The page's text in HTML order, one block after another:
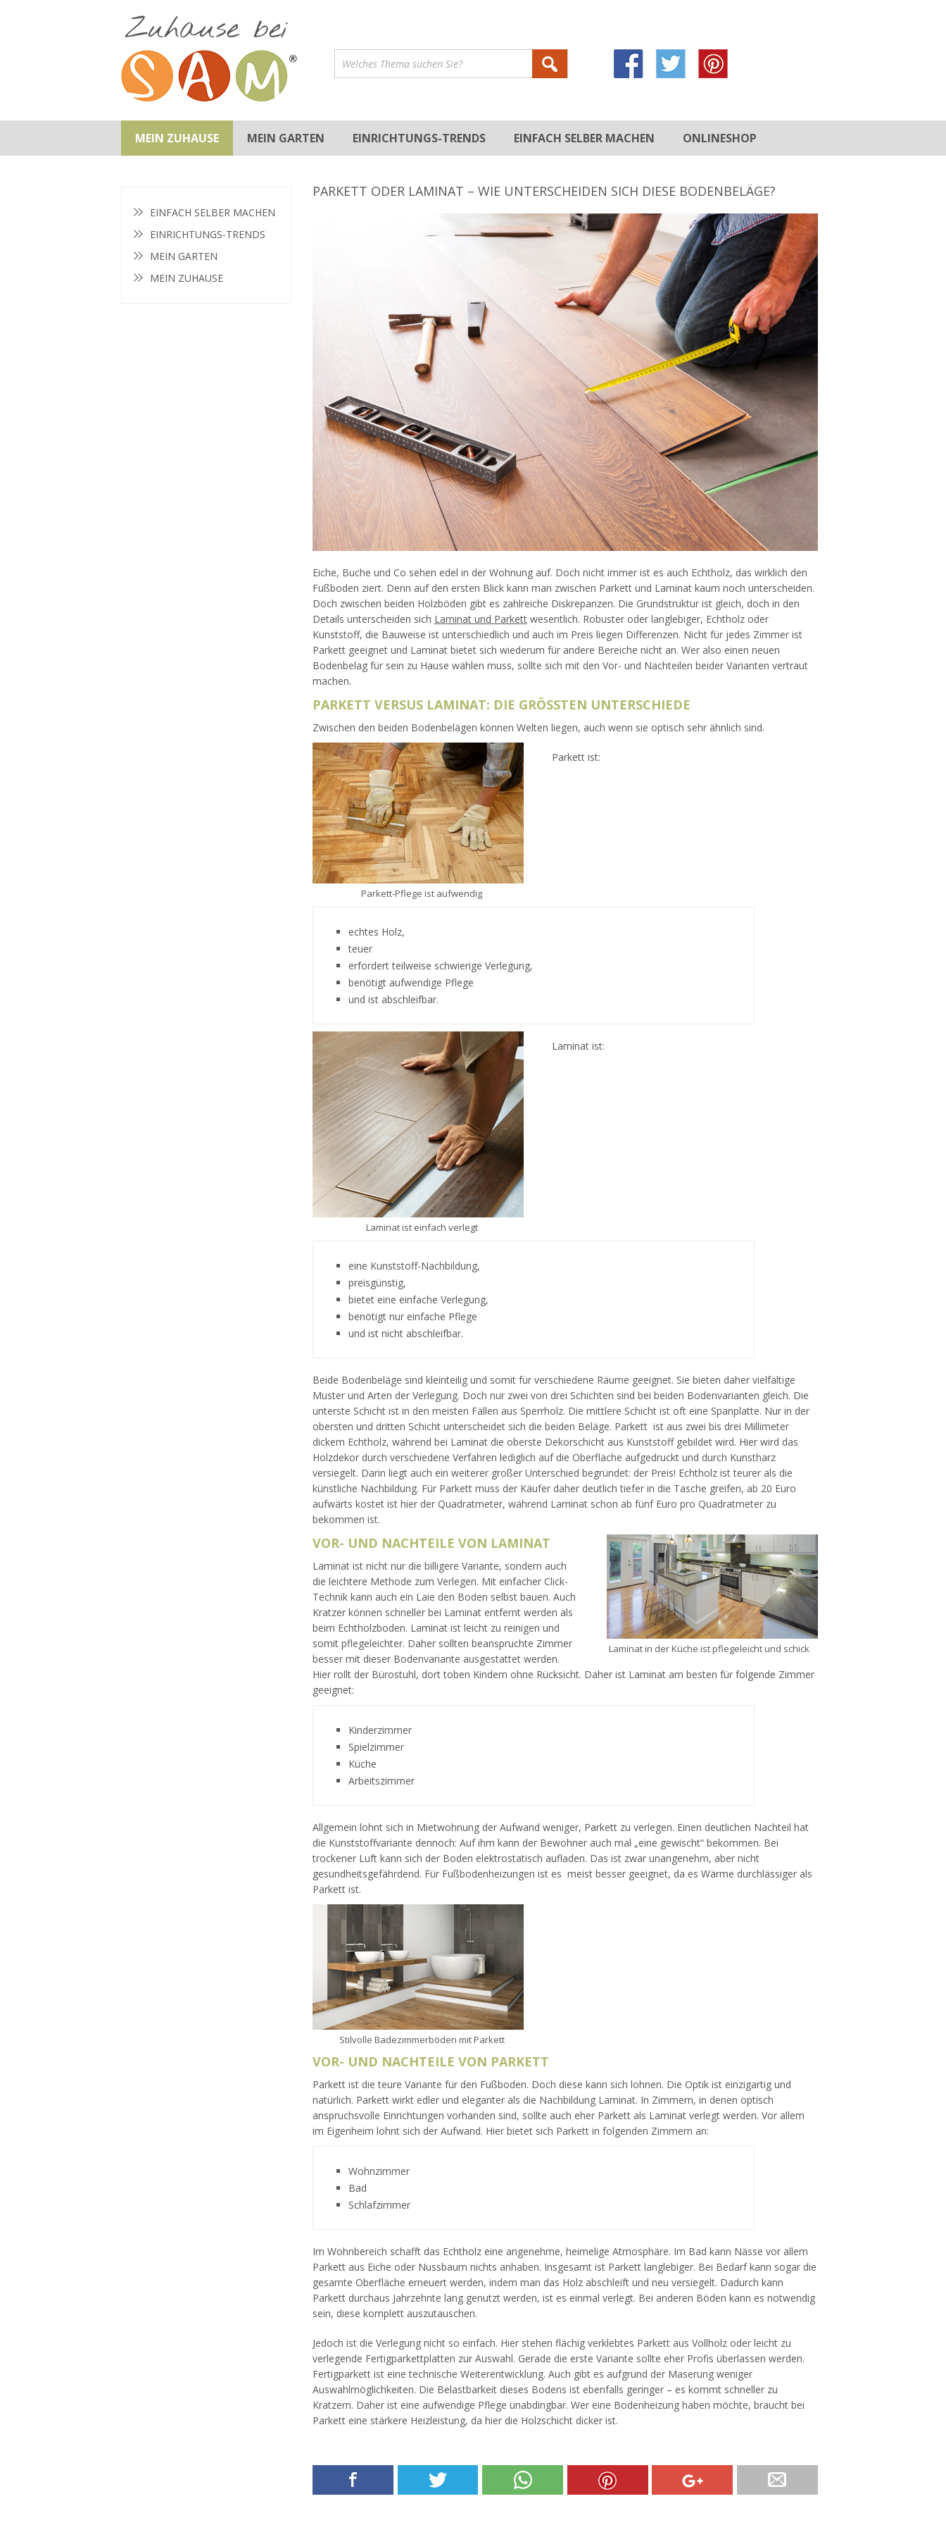
MEIN ZUHAUSE MEIN GARTEN EINRICHTUNGS-TRENDS EINFACH SELBER MACHEN ONLINESHOP
EINFACH SELBER MACHEN
EINRICHTUNGS-TRENDS
MEIN GARTEN
MEIN ZUHAUSE
PARKETT ODER LAMINAT – WIE UNTERSCHEIDEN SICH DIESE BODENBELÄGE?
Eiche, Buche und Co sehen edel in der Wohnung auf. Doch nicht immer ist es auch Echtholz, das wirklich den
Fußboden ziert. Denn auf den ersten Blick kann man zwischen Parkett und Laminat kaum noch unterscheiden.
Doch zwischen beiden Holzböden gibt es zahlreiche Diskrepanzen. Die Grundstruktur ist gleich, doch in den
Details unterscheiden sich Laminat und Parkett wesentlich. Robuster oder langlebiger, Echtholz oder
Kunststoff, die Bauweise ist unterschiedlich und auch im Preis liegen Differenzen. Nicht für jedes Zimmer ist
Parkett geeignet und Laminat bietet sich wiederum für andere Bereiche nicht an. Wer also einen neuen
Bodenbelag für sein zu Hause wählen muss, sollte sich mit den Vor- und Nachteilen beider Varianten vertraut
machen.
PARKETT VERSUS LAMINAT: DIE GRÖSSTEN UNTERSCHIEDE
Zwischen den beiden Bodenbelägen können Welten liegen, auch wenn sie optisch sehr ähnlich sind.
Parkett-Pflege ist aufwendig
Parkett ist:
echtes Holz,
teuer
erfordert teilweise schwierige Verlegung,
benötigt aufwendige Pflege
und ist abschleifbar.
Laminat ist einfach verlegt
Laminat ist:
eine Kunststoff-Nachbildung,
preisgünstig,
bietet eine einfache Verlegung,
benötigt nur einfache Pflege
und ist nicht abschleifbar.
Beide Bodenbeläge sind kleinteilig und somit für verschiedene Räume geeignet. Sie bieten daher vielfältige
Muster und Arten der Verlegung. Doch nur zwei von drei Schichten sind bei beiden Bodenvarianten gleich. Die
unterste Schicht ist in den meisten Fällen aus Sperrholz. Die mittlere Schicht ist oft eine Spanplatte. Nur in der
obersten und dritten Schicht unterscheidet sich die beiden Beläge. Parkett ist aus zwei bis drei Millimeter
dickem Echtholz, während bei Laminat die oberste Dekorschicht aus Kunststoff gebildet wird. Hier wird das
Holzdekor durch verschiedene Verfahren lediglich auf die Oberfläche aufgedruckt und durch Kunstharz
versiegelt. Darin liegt auch ein weiterer großer Unterschied begründet: der Preis! Echtholz ist teurer als die
künstliche Nachbildung. Für Parkett muss der Käufer daher deutlich tiefer in die Tasche greifen, ab 20 Euro
aufwärts kostet ist hier der Quadratmeter, während Laminat schon ab fünf Euro pro Quadratmeter zu
bekommen ist.
Laminat in der Küche ist pflegeleicht und schick
VOR- UND NACHTEILE VON LAMINAT
Laminat ist nicht nur die billigere Variante, sondern auch
die leichtere Methode zum Verlegen. Mit einfacher Click-
Technik kann auch ein Laie den Boden selbst bauen. Auch
Kratzer können schneller bei Laminat entfernt werden als
beim Echtholzboden. Laminat ist leicht zu reinigen und
somit pflegeleichter. Daher sollten beanspruchte Zimmer
besser mit dieser Bodenvariante ausgestattet werden.
Hier rollt der Bürostuhl, dort toben Kindern ohne Rücksicht. Daher ist Laminat am besten für folgende Zimmer
geeignet:
Kinderzimmer
Spielzimmer
Küche
Arbeitszimmer
Allgemein lohnt sich in Mietwohnung der Aufwand weniger, Parkett zu verlegen. Einen deutlichen Nachteil hat
die Kunststoffvariante dennoch: Auf ihm kann der Bewohner auch mal „eine gewischt“ bekommen. Bei
trockener Luft kann sich der Boden elektrostatisch aufladen. Das ist zwar unangenehm, aber nicht
gesundheitsgefährdend. Für Fußbodenheizungen ist es meist besser geeignet, da es Wärme durchlässiger als
Parkett ist.
Stilvolle Badezimmerböden mit Parkett
VOR- UND NACHTEILE VON PARKETT
Parkett ist die teure Variante für den Fußboden. Doch diese kann sich lohnen. Die Optik ist einzigartig und
natürlich. Parkett wirkt edler und eleganter als die Nachbildung Laminat. In Zimmern, in denen optisch
anspruchsvolle Einrichtungen vorhanden sind, sollte auch eher Parkett als Laminat verlegt werden. Vor allem
im Eigenheim lohnt sich der Aufwand. Hier bietet sich Parkett in folgenden Zimmern an:
Wohnzimmer
Bad
Schlafzimmer
Im Wohnbereich schafft das Echtholz eine angenehme, heimelige Atmosphäre. Im Bad kann Nässe vor allem
Parkett aus Eiche oder Nussbaum nichts anhaben. Insgesamt ist Parkett langlebiger. Bei Bedarf kann sogar die
gesamte Oberfläche erneuert werden, indem man das Holz abschleift und neu versiegelt. Dadurch kann
Parkett durchaus Jahrzehnte lang genutzt werden, ist es einmal verlegt. Bei anderen Böden kann es notwendig
sein, diese komplett auszutauschen.
Jedoch ist die Verlegung nicht so einfach. Hier stehen flächig verklebtes Parkett aus Vollholz oder leicht zu
verlegende Fertigparkettplatten zur Auswahl. Gerade die erste Variante sollte eher Profis überlassen werden.
Fertigparkett ist eine technische Weiterentwicklung. Auch gibt es aufgrund der Maserung weniger
Auswahlmöglichkeiten. Die Belastbarkeit dieses Bodens ist ebenfalls geringer – es kommt schneller zu
Kratzern. Daher ist eine aufwendige Pflege unabdingbar. Wer eine Bodenheizung haben möchte, braucht bei
Parkett eine stärkere Heizleistung, da hier die Holzschicht dicker ist.